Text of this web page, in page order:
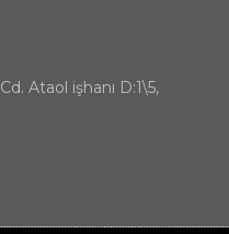
Ataol işhanı D:1\5,